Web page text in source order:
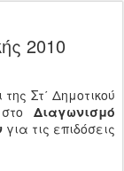
2010
Στ΄ Δημοτικού
Διαγωνισμό
για τις επιδόσεις